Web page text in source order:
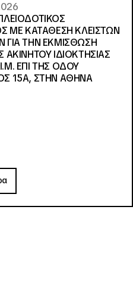
ΜΕ ΚΑΤΑΘΕΣΗ ΚΛΕΙΣΤΩΝ
ΤΗΝ ΕΚΜΙΣΘΩΣΗ
ΙΔΙΟΚΤΗΣΙΑΣ
ΕΠΙ ΤΗΣ ΟΔΟΥ
15Α, ΣΤΗΝ ΑΘΗΝΑ